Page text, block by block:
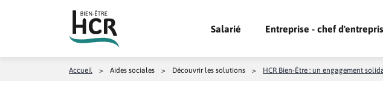
Salarié Entreprise - chef
Accueil > Aides sociales > Découvrir les solutions > HCR Bien-Être : un engagement